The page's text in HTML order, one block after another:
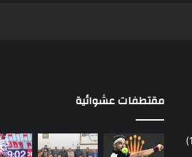
مقتطفات عشوائية